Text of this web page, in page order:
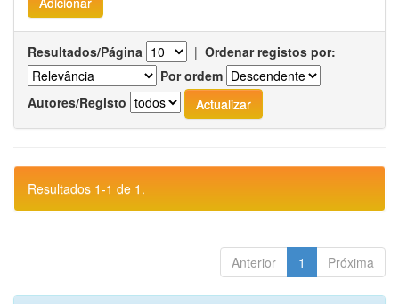
Resultados/Página | Ordenar registos por:
Por ordem
Autores/Registo
Resultados 1-1 de 1.
Anterior 1 Próxima